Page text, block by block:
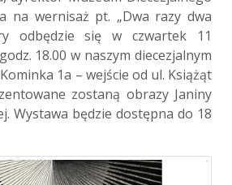
na wernisaż pt. „Dwa razy dwa
odbędzie się w czwartek 11
18.00 w naszym diecezjalnym
1a – wejście od ul. Książąt
zostaną obrazy Janiny
Wystawa będzie dostępna do 18